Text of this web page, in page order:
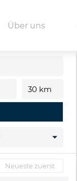
Über uns
Entfernung